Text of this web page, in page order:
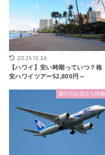
2025.12.26
【ハワイ】安い時期っていつ？格
安ハワイツアー52,800円～
旅行のお役立ち情報